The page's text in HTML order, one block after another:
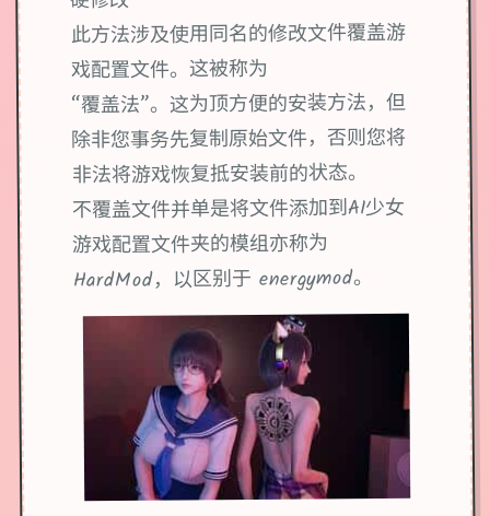
此方法涉及使用同名的修改文件覆盖游
戏配置文件。这被称为
“覆盖法”。这为顶方便的安装方法，但
除非您事务先复制原始文件，否则您将
非法将游戏恢复抵安装前的状态。
不覆盖文件并单是将文件添加到AI少女
游戏配置文件夹的模组亦称为
HardMod，以区别于 energymod。